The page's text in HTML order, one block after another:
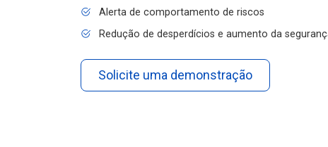
Alerta de comportamento de riscos
Redução de desperdícios e aumento da
Solicite uma demonstração